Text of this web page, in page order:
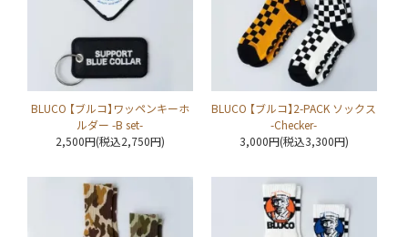
BLUCO 【ブルコ】ワッペンキーホ
ルダー -B set-
2,500円(税込2,750円)
BLUCO 【ブルコ】2-PACK ソックス
-Checker-
3,000円(税込3,300円)